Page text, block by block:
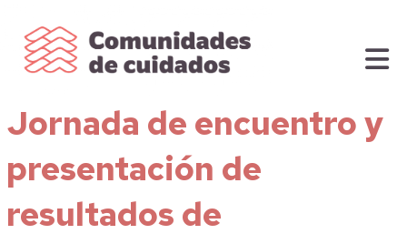
Jornada de encuentro y
presentación de
resultados de